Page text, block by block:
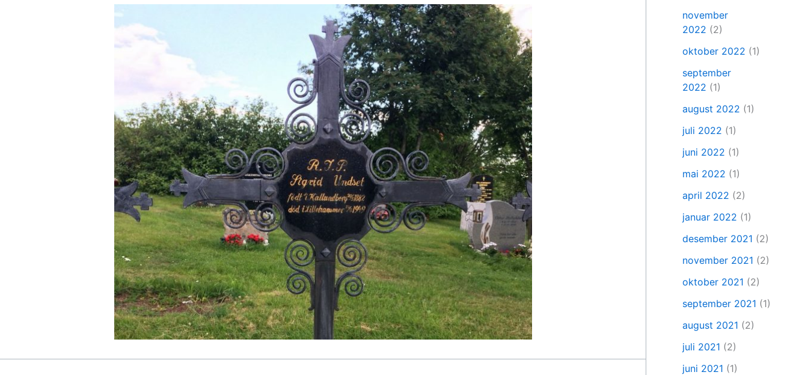
november
2022 (2)
oktober 2022 (1)
september
2022 (1)
august 2022 (1)
juli 2022 (1)
juni 2022 (1)
mai 2022 (1)
april 2022 (2)
januar 2022 (1)
desember 2021 (2)
november 2021 (2)
oktober 2021 (2)
september 2021 (1)
august 2021 (2)
juli 2021 (2)
juni 2021 (1)